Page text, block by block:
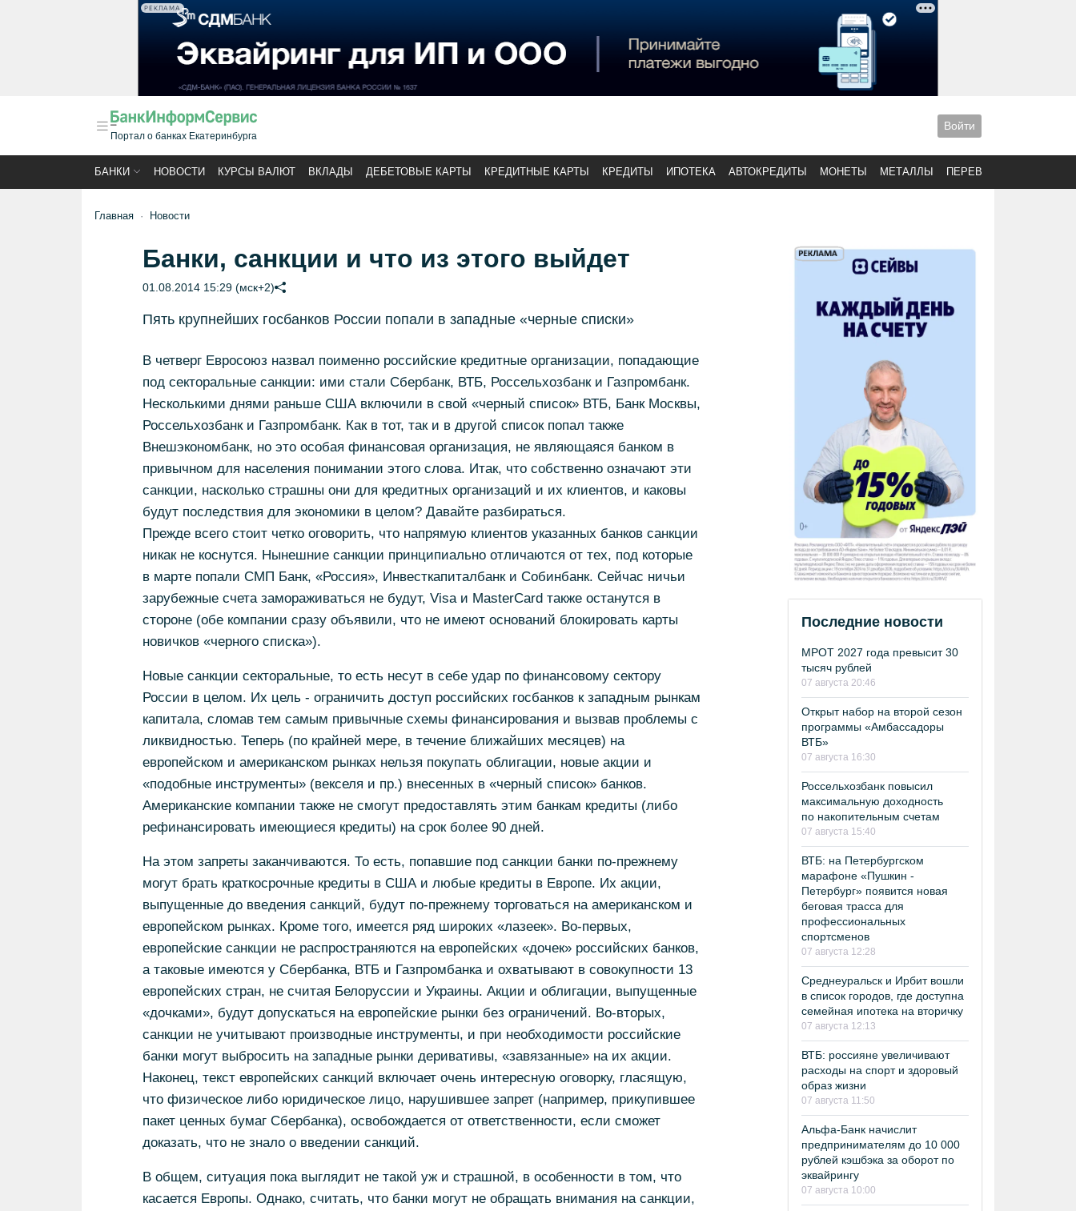
РЕКЛАМА
Портал о банках Екатеринбурга
Войти
БАНКИ НОВОСТИ КУРСЫ ВАЛЮТ ВКЛАДЫ ДЕБЕТОВЫЕ КАРТЫ КРЕДИТНЫЕ КАРТЫ КРЕДИТЫ ИПОТЕКА АВТОКРЕДИТЫ МОНЕТЫ МЕТАЛЛЫ ПЕРЕВОДЫ
Главная Новости
Банки, санкции и что из этого выйдет
01.08.2014 15:29 (мск+2)
Пять крупнейших госбанков России попали в западные «черные списки»
В четверг Евросоюз назвал поименно российские кредитные организации, попадающие
под секторальные санкции: ими стали Сбербанк, ВТБ, Россельхозбанк и Газпромбанк.
Несколькими днями раньше США включили в свой «черный список» ВТБ, Банк Москвы,
Россельхозбанк и Газпромбанк. Как в тот, так и в другой список попал также
Внешэкономбанк, но это особая финансовая организация, не являющаяся банком в
привычном для населения понимании этого слова. Итак, что собственно означают эти
санкции, насколько страшны они для кредитных организаций и их клиентов, и каковы
будут последствия для экономики в целом? Давайте разбираться.
Прежде всего стоит четко оговорить, что напрямую клиентов указанных банков санкции
никак не коснутся. Нынешние санкции принципиально отличаются от тех, под которые
в марте попали СМП Банк, «Россия», Инвесткапиталбанк и Собинбанк. Сейчас ничьи
зарубежные счета замораживаться не будут, Visa и MasterCard также останутся в
стороне (обе компании сразу объявили, что не имеют оснований блокировать карты
новичков «черного списка»).
Новые санкции секторальные, то есть несут в себе удар по финансовому сектору
России в целом. Их цель - ограничить доступ российских госбанков к западным рынкам
капитала, сломав тем самым привычные схемы финансирования и вызвав проблемы с
ликвидностью. Теперь (по крайней мере, в течение ближайших месяцев) на
европейском и американском рынках нельзя покупать облигации, новые акции и
«подобные инструменты» (векселя и пр.) внесенных в «черный список» банков.
Американские компании также не смогут предоставлять этим банкам кредиты (либо
рефинансировать имеющиеся кредиты) на срок более 90 дней.
На этом запреты заканчиваются. То есть, попавшие под санкции банки по-прежнему
могут брать краткосрочные кредиты в США и любые кредиты в Европе. Их акции,
выпущенные до введения санкций, будут по-прежнему торговаться на американском и
европейском рынках. Кроме того, имеется ряд широких «лазеек». Во-первых,
европейские санкции не распространяются на европейских «дочек» российских банков,
а таковые имеются у Сбербанка, ВТБ и Газпромбанка и охватывают в совокупности 13
европейских стран, не считая Белоруссии и Украины. Акции и облигации, выпущенные
«дочками», будут допускаться на европейские рынки без ограничений. Во-вторых,
санкции не учитывают производные инструменты, и при необходимости российские
банки могут выбросить на западные рынки деривативы, «завязанные» на их акции.
Наконец, текст европейских санкций включает очень интересную оговорку, гласящую,
что физическое либо юридическое лицо, нарушившее запрет (например, прикупившее
пакет ценных бумаг Сбербанка), освобождается от ответственности, если сможет
доказать, что не знало о введении санкций.
В общем, ситуация пока выглядит не такой уж и страшной, в особенности в том, что
касается Европы. Однако, считать, что банки могут не обращать внимания на санкции,
Последние новости
МРОТ 2027 года превысит 30
тысяч рублей
07 августа 20:46
Открыт набор на второй сезон
программы «Амбассадоры
ВТБ»
07 августа 16:30
Россельхозбанк повысил
максимальную доходность
по накопительным счетам
07 августа 15:40
ВТБ: на Петербургском
марафоне «Пушкин -
Петербург» появится новая
беговая трасса для
профессиональных
спортсменов
07 августа 12:28
Среднеуральск и Ирбит вошли
в список городов, где доступна
семейная ипотека на вторичку
07 августа 12:13
ВТБ: россияне увеличивают
расходы на спорт и здоровый
образ жизни
07 августа 11:50
Альфа-Банк начислит
предпринимателям до 10 000
рублей кэшбэка за оборот по
эквайрингу
07 августа 10:00